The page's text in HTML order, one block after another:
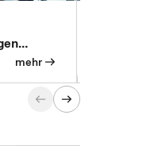
mehr